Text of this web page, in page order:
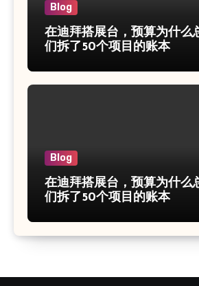
Blog
在迪拜搭展台，预算为什么
们拆了50个项目的账本
Blog
在迪拜搭展台，预算为什么
们拆了50个项目的账本